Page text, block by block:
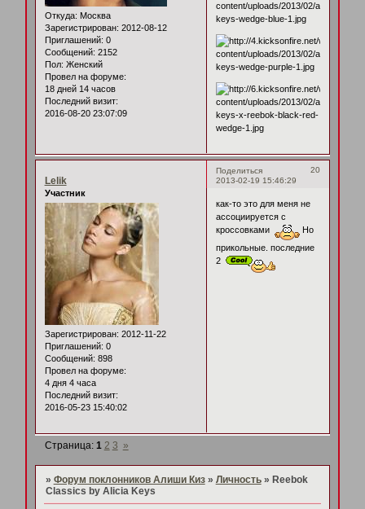
Откуда: Москва
Зарегистрирован: 2012-08-12
Приглашений: 0
Сообщений: 2152
Пол: Женский
Провел на форуме:
18 дней 14 часов
Последний визит:
2016-08-20 23:07:09
Поделиться
20
2013-02-19 15:46:29
Lelik
Участник
Зарегистрирован: 2012-11-22
Приглашений: 0
Сообщений: 898
Провел на форуме:
4 дня 4 часа
Последний визит:
2016-05-23 15:40:02
как-то это для меня не
ассоциируется с
кроссовками
Но
прикольные. последние
2
Страница: 1 2 3 »
» Форум поклонников Алиши Киз » Личность » Reebok
Classics by Alicia Keys